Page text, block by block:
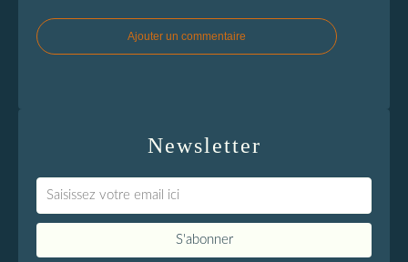
Ajouter un commentaire
Newsletter